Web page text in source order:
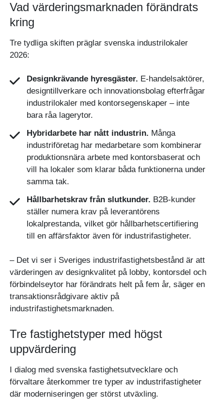
Vad värderingsmarknaden förändrats
kring
Tre tydliga skiften präglar svenska industrilokaler
2026:
Designkrävande hyresgäster. E-handelsaktörer,
designtillverkare och innovationsbolag efterfrågar
industrilokaler med kontorsegenskaper – inte
bara råa lagerytor.
Hybridarbete har nått industrin. Många
industriföretag har medarbetare som kombinerar
produktionsnära arbete med kontorsbaserat och
vill ha lokaler som klarar båda funktionerna under
samma tak.
Hållbarhetskrav från slutkunder. B2B-kunder
ställer numera krav på leverantörens
lokalprestanda, vilket gör hållbarhetscertifiering
till en affärsfaktor även för industrifastigheter.
– Det vi ser i Sveriges industrifastighetsbestånd är att
värderingen av designkvalitet på lobby, kontorsdel och
förbindelseytor har förändrats helt på fem år, säger en
transaktionsrådgivare aktiv på
industrifastighetsmarknaden.
Tre fastighetstyper med högst
uppvärdering
I dialog med svenska fastighetsutvecklare och
förvaltare återkommer tre typer av industrifastigheter
där moderniseringen ger störst utväxling.